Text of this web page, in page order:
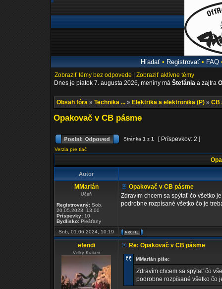
Hľadať• Registrovať• FAQ
Zobraziť témy bez odpovede
Zobraziť aktívne témy
Dnes je piatok 7. augusta 2026, meniny má Štefánia a zajtra
Obsah fóra » Technika ... » Elektrika a elektronika (P) » CB
Opakovač v CB pásme
Stránka 1 z 1 [ Príspevkov: 2 ]
Verzia pre tlač
Autor
MMarián
Učeň
Registrovaný: Sob,
20.05.2023, 13:00
Príspevky: 10
Bydlisko: Piešťany
Opakovač v CB pásme
Zdravím chcem sa spýtať čo všetko
podrobne rozpísané všetko čo je
Sob, 01.06.2024, 10:19
efendi
Velky Kraken
Re: Opakovač v CB pásme
MMarián píše:
Zdravím chcem sa spýtať čo
podrobne rozpísané všetko čo